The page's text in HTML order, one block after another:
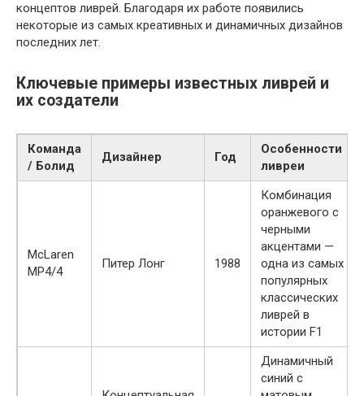
концептов ливрей. Благодаря их работе появились
некоторые из самых креативных и динамичных дизайнов
последних лет.
Ключевые примеры известных ливрей и
их создатели
Команда
/ Болид
Дизайнер Год
Особенности
ливреи
McLaren
MP4/4
Питер Лонг 1988
Комбинация
оранжевого с
черными
акцентами —
одна из самых
популярных
классических
ливрей в
истории F1
Динамичный
синий с